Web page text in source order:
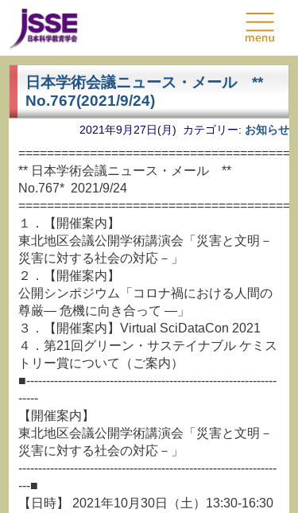
日本学術会議ニュース・メール **
No.767(2021/9/24)
2021年9月27日(月) カテゴリー: お知らせ
** 日本学術会議ニュース・メール **
No.767* 2021/9/24
１．【開催案内】
東北地区会議公開学術講演会「災害と文明－
災害に対する社会の対応－」
２．【開催案内】
公開シンポジウム「コロナ禍における人間の
尊厳― 危機に向き合って ―」
３．【開催案内】Virtual SciDataCon 2021
４．第21回グリーン・サステイナブル ケミス
トリー賞について（ご案内）
■---------------------------------------------------------------
-----
【開催案内】
東北地区会議公開学術講演会「災害と文明－
災害に対する社会の対応－」
-----------------------------------------------------------------
---■
【日時】 2021年10月30日（土）13:30-16:30